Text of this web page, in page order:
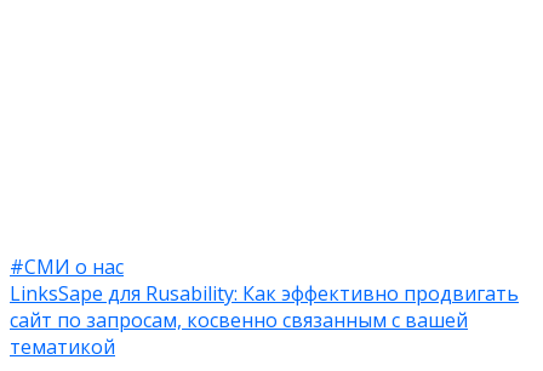
#СМИ о нас
LinksSape для Rusability: Как эффективно продвигать
сайт по запросам, косвенно связанным с вашей
тематикой